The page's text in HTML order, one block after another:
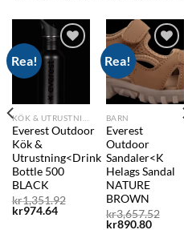
Rea!
Add to
wishlist
Everest Outdoor
Kök &
Utrustning<Drink
Bottle 500
BLACK
kr1,351.92
ursprungliga
kr974.64Det
nuvarande
Rea!
Add to
wishlist
BARN
Everest
Outdoor
Sandaler<K
Helags Sandal
NATURE
BROWN
kr3,657.52
kr890.80Det